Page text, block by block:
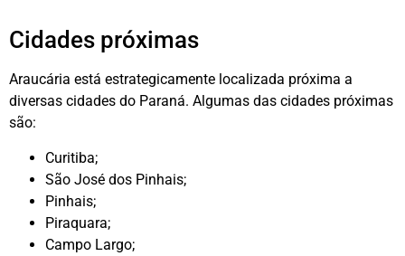
Cidades próximas
Araucária está estrategicamente localizada próxima a
diversas cidades do Paraná. Algumas das cidades próximas
são:
Curitiba;
São José dos Pinhais;
Pinhais;
Piraquara;
Campo Largo;